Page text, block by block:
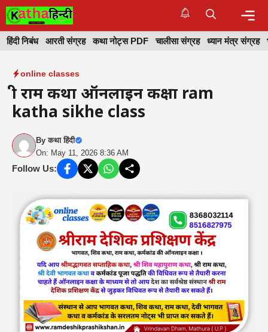
Skip
to
content
हिंदी निबंध आरती संग्रह कथा नोट्स PDF चालीसा संग्रह ध्यान मंत्र संग्रह
online classes
श्री राम कथा ऑनलाइन कक्षा ram
katha sikhe class
Byकथा हिंदी
On: May 11, 2026 8:36 AM
Follow Us: